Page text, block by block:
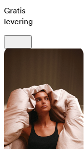
Gratis
levering